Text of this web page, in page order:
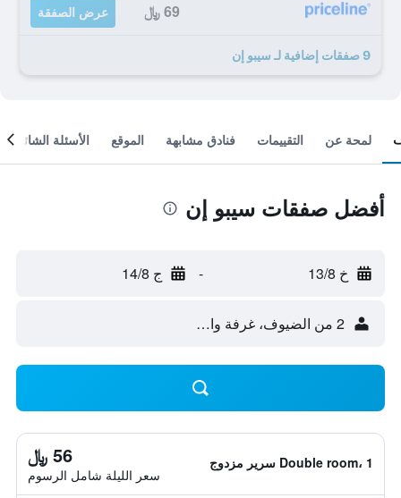
69 ﷼ عرض الصفقة
9 صفقات إضافية لـ سيبو إن
لمحة عن التقييمات فنادق مشابهة الموقع الأسئلة الشائعة
أفضل صفقات سيبو إن
خ 13/8 - ج 14/8
2 من الضيوف، غرفة واحدة
Double room، 1 سرير مزدوج 56 ﷼
سعر الليلة شامل الرسوم